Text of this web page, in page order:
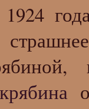
года